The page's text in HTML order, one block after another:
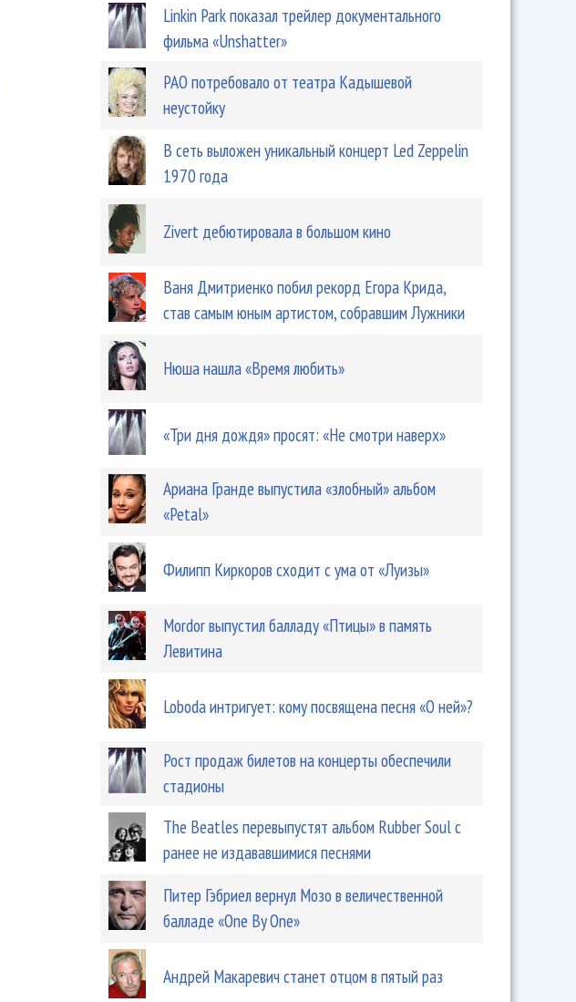
Linkin Park показал трейлер документального
фильма «Unshatter»
РАО потребовало от театра Кадышевой
неустойку
В сеть выложен уникальный концерт Led Zeppelin
1970 года
Zivert дебютировала в большом кино
Ваня Дмитриенко побил рекорд Егора Крида,
став самым юным артистом, собравшим Лужники
Нюша нашла «Время любить»
«Три дня дождя» просят: «Не смотри наверх»
Ариана Гранде выпустила «злобный» альбом
«Petal»
Филипп Киркоров сходит с ума от «Луизы»
Mordor выпустил балладу «Птицы» в память
Левитина
Loboda интригует: кому посвящена песня «О ней»?
Рост продаж билетов на концерты обеспечили
стадионы
The Beatles перевыпустят альбом Rubber Soul с
ранее не издававшимися песнями
Питер Гэбриел вернул Мозо в величественной
балладе «One By One»
Андрей Макаревич станет отцом в пятый раз